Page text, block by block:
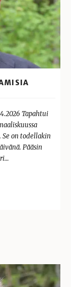
Tapahtui
on todellakin
Pääsin